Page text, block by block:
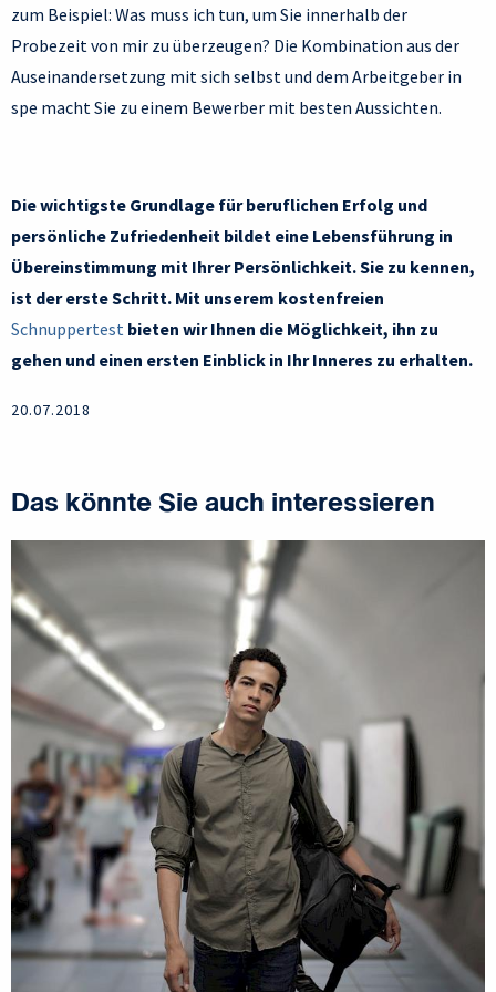
zum Beispiel: Was muss ich tun, um Sie innerhalb der
Probezeit von mir zu überzeugen? Die Kombination aus der
Auseinandersetzung mit sich selbst und dem Arbeitgeber in
spe macht Sie zu einem Bewerber mit besten Aussichten.
Die wichtigste Grundlage für beruflichen Erfolg und
persönliche Zufriedenheit bildet eine Lebensführung in
Übereinstimmung mit Ihrer Persönlichkeit. Sie zu kennen,
ist der erste Schritt. Mit unserem kostenfreien
Schnuppertest bieten wir Ihnen die Möglichkeit, ihn zu
gehen und einen ersten Einblick in Ihr Inneres zu erhalten.
20.07.2018
Das könnte Sie auch interessieren